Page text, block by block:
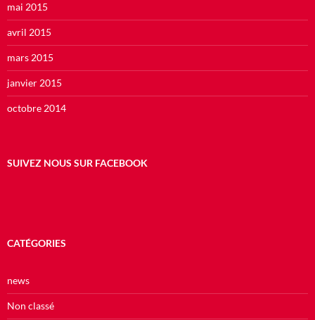
mai 2015
avril 2015
mars 2015
janvier 2015
octobre 2014
SUIVEZ NOUS SUR FACEBOOK
CATÉGORIES
news
Non classé